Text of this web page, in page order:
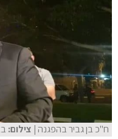
ח"כ בן גביר בהפגנה| צילום: